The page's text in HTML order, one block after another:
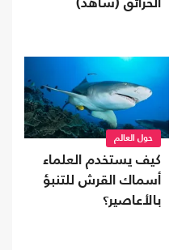
الحرائق (شاهد)
حول العالم
كيف يستخدم العلماء
أسماك القرش للتنبؤ
بالأعاصير؟